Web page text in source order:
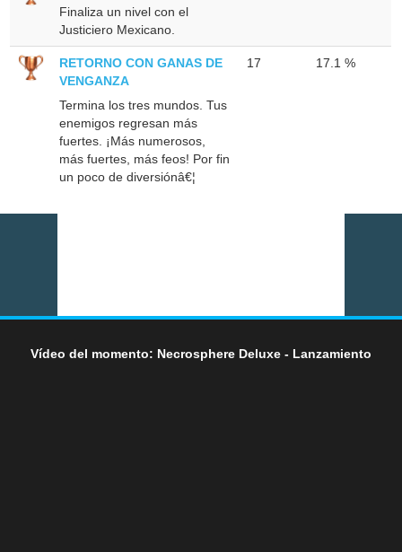
Finaliza un nivel con el
Justiciero Mexicano.
RETORNO CON GANAS DE
VENGANZA
Termina los tres mundos. Tus
enemigos regresan más
fuertes. ¡Más numerosos,
más fuertes, más feos! Por fin
un poco de diversiónâ€¦
17 17.1 %
Vídeo del momento: Necrosphere Deluxe - Lanzamiento